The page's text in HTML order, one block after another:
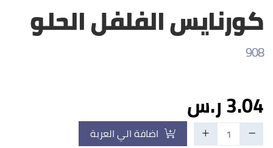
كورنايس الفلفل الحلو
908
3.04 ر.س
اضافة الي العربة